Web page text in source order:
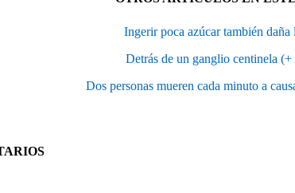
Ingerir poca azúcar también daña
Detrás de un ganglio centinela
Dos personas mueren cada minuto a